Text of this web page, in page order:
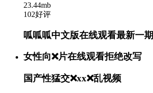
23.44mb
102好评
呱呱呱中文版在线观看最新一期
女性向❌片在线观看拒绝改写
国产性猛交❌xx❌乱视频